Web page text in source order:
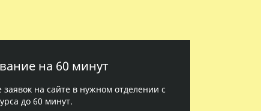
на 60 минут
на сайте в нужном отделении с
до 60 минут.